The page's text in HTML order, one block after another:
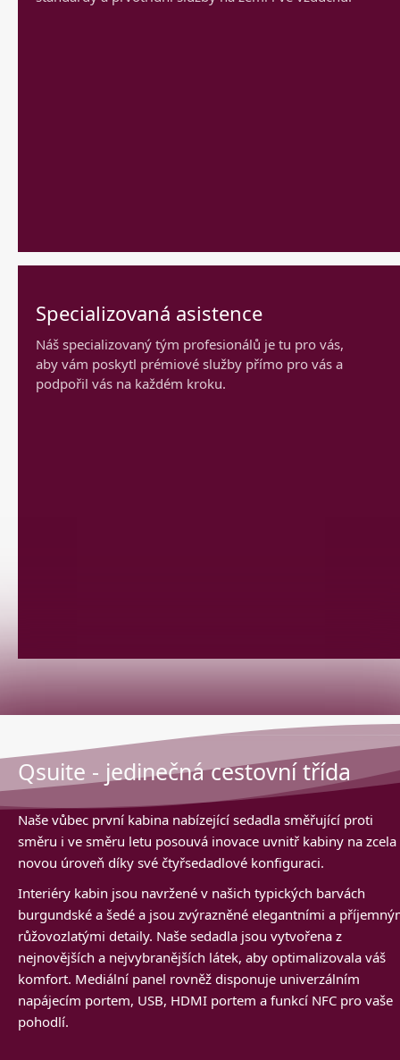
Specializovaná asistence
Náš specializovaný tým profesionálů je tu pro vás,
aby vám poskytl prémiové služby přímo pro vás a
podpořil vás na každém kroku.
Qsuite - jedinečná cestovní třída
Naše vůbec první kabina nabízející sedadla směřující proti
směru i ve směru letu posouvá inovace uvnitř kabiny na zcela
novou úroveň díky své čtyřsedadlové konfiguraci.
Interiéry kabin jsou navržené v našich typických barvách
burgundské a šedé a jsou zvýrazněné elegantními a
růžovozlatými detaily. Naše sedadla jsou vytvořena z
nejnovějších a nejvybranějších látek, aby optimalizovala váš
komfort. Mediální panel rovněž disponuje univerzálním
napájecím portem, USB, HDMI portem a funkcí NFC pro vaše
pohodlí.